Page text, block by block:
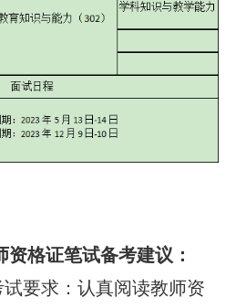
格证笔试备考建议：
要求：认真阅读教师资